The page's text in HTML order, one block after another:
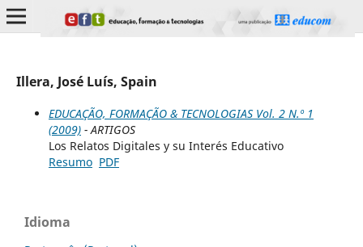
Illera, José Luís, Spain
EDUCAÇÃO, FORMAÇÃO & TECNOLOGIAS Vol. 2 N.º 1
(2009)- ARTIGOS
Los Relatos Digitales y su Interés Educativo
Resumo PDF
Idioma